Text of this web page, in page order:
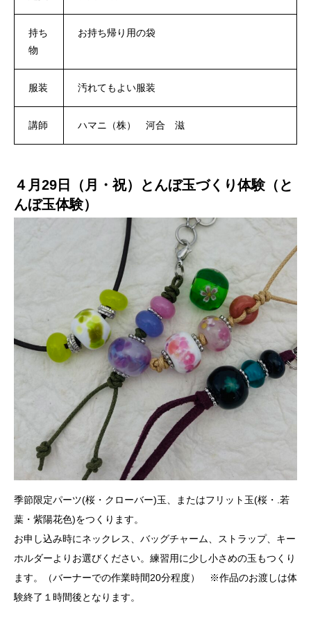
持ち
物
お持ち帰り用の袋
服装 汚れてもよい服装
講師 ハマニ（株） 河合 滋
４月29日（月・祝）とんぼ玉づくり体験（と
んぼ玉体験）
季節限定パーツ(桜・クローバー)玉、またはフリット玉(桜・.若
葉・紫陽花色)をつくります。
お申し込み時にネックレス、バッグチャーム、ストラップ、キー
ホルダーよりお選びください。練習用に少し小さめの玉もつくり
ます。（バーナーでの作業時間20分程度） ※作品のお渡しは体
験終了１時間後となります。